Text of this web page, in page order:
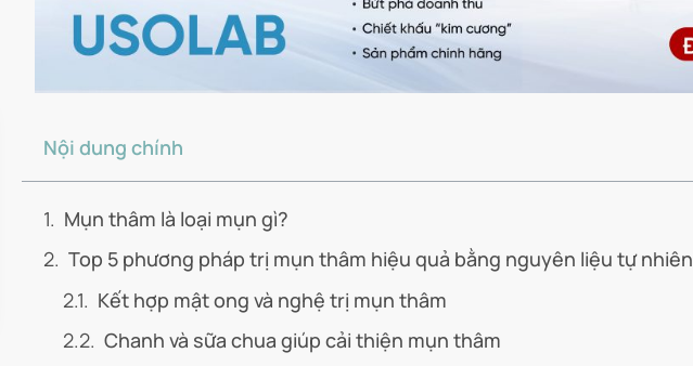
Nội dung chính
Mụn thâm là loại mụn gì?
Top 5 phương pháp trị mụn thâm hiệu quả bằng nguyên liệu tự nhiên
Kết hợp mật ong và nghệ trị mụn thâm
Chanh và sữa chua giúp cải thiện mụn thâm